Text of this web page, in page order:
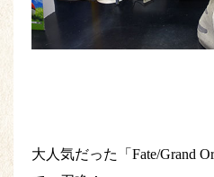
大人気だった「Fate/Grand